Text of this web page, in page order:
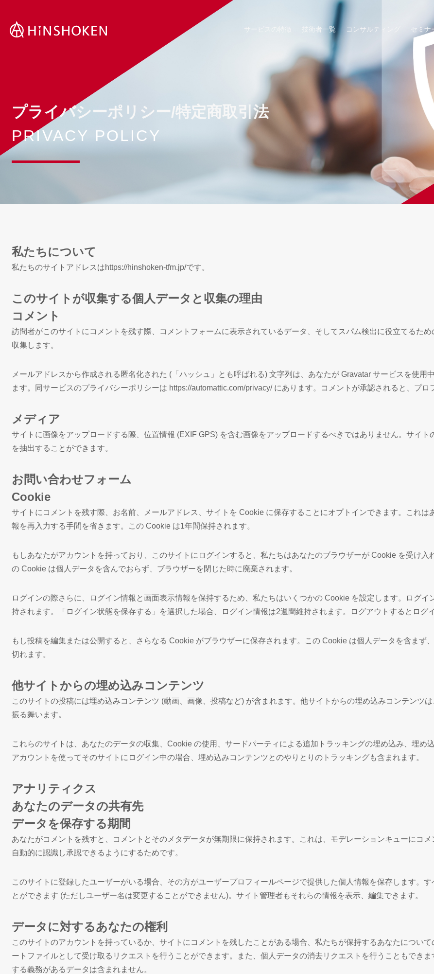
content
サービスの特徴 技術者一覧 コンサルティング セミナ
プライバシーポリシー/特定商取引法
PRIVACY POLICY
私たちについて
私たちのサイトアドレスはhttps://hinshoken-tfm.jp/です。
このサイトが収集する個人データと収集の理由
コメント
訪問者がこのサイトにコメントを残す際、コメントフォームに表示されているデータ、そしてスパム検出に役立てるた
収集します。
メールアドレスから作成される匿名化された (「ハッシュ」とも呼ばれる) 文字列は、あなたが Gravatar サービスを使用
ます。同サービスのプライバシーポリシーは https://automattic.com/privacy/ にあります。コメントが承認されると、プロ
メディア
サイトに画像をアップロードする際、位置情報 (EXIF GPS) を含む画像をアップロードするべきではありません。サイ
を抽出することができます。
お問い合わせフォーム
Cookie
サイトにコメントを残す際、お名前、メールアドレス、サイトを Cookie に保存することにオプトインできます。これ
報を再入力する手間を省きます。この Cookie は1年間保持されます。
もしあなたがアカウントを持っており、このサイトにログインすると、私たちはあなたのブラウザーが Cookie を受け
の Cookie は個人データを含んでおらず、ブラウザーを閉じた時に廃棄されます。
ログインの際さらに、ログイン情報と画面表示情報を保持するため、私たちはいくつかの Cookie を設定します。ログ
持されます。「ログイン状態を保存する」を選択した場合、ログイン情報は2週間維持されます。ログアウトするとログ
もし投稿を編集または公開すると、さらなる Cookie がブラウザーに保存されます。この Cookie は個人データを含まず
切れます。
他サイトからの埋め込みコンテンツ
このサイトの投稿には埋め込みコンテンツ (動画、画像、投稿など) が含まれます。他サイトからの埋め込みコンテンツ
振る舞います。
これらのサイトは、あなたのデータの収集、Cookie の使用、サードパーティによる追加トラッキングの埋め込み、埋め
アカウントを使ってそのサイトにログイン中の場合、埋め込みコンテンツとのやりとりのトラッキングも含まれます。
アナリティクス
あなたのデータの共有先
データを保存する期間
あなたがコメントを残すと、コメントとそのメタデータが無期限に保持されます。これは、モデレーションキューにコ
自動的に認識し承認できるようにするためです。
このサイトに登録したユーザーがいる場合、その方がユーザープロフィールページで提供した個人情報を保存します。
とができます (ただしユーザー名は変更することができません)。サイト管理者もそれらの情報を表示、編集できます。
データに対するあなたの権利
このサイトのアカウントを持っているか、サイトにコメントを残したことがある場合、私たちが保持するあなたについ
ートファイルとして受け取るリクエストを行うことができます。また、個人データの消去リクエストを行うこともでき
する義務があるデータは含まれません。